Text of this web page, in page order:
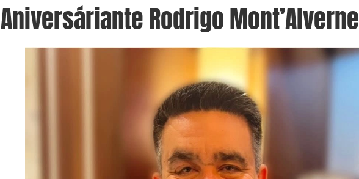
Aniversáriante Rodrigo Mont’Alverne